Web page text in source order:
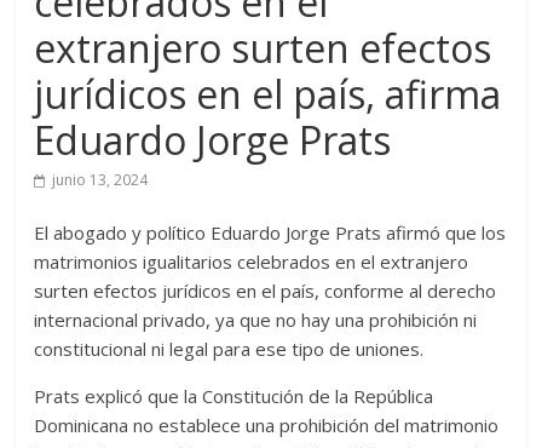
extranjero surten efectos
jurídicos en el país, afirma
Eduardo Jorge Prats
junio 13, 2024
El abogado y político Eduardo Jorge Prats afirmó que los
matrimonios igualitarios celebrados en el extranjero
surten efectos jurídicos en el país, conforme al derecho
internacional privado, ya que no hay una prohibición ni
constitucional ni legal para ese tipo de uniones.
Prats explicó que la Constitución de la República
Dominicana no establece una prohibición del matrimonio